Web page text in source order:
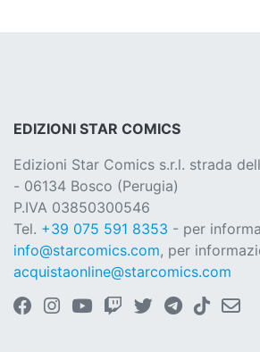
EDIZIONI STAR COMICS
Edizioni Star Comics s.r.l. strada
- 06134 Bosco (Perugia)
P.IVA 03850300546
Tel. +39 075 591 8353 - per
info@starcomics.com, per
acquistaonline@starcomics.com